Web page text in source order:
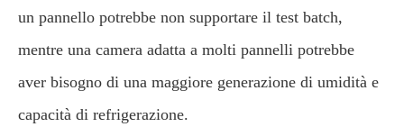
un pannello potrebbe non supportare il test batch,
mentre una camera adatta a molti pannelli potrebbe
aver bisogno di una maggiore generazione di umidità e
capacità di refrigerazione.